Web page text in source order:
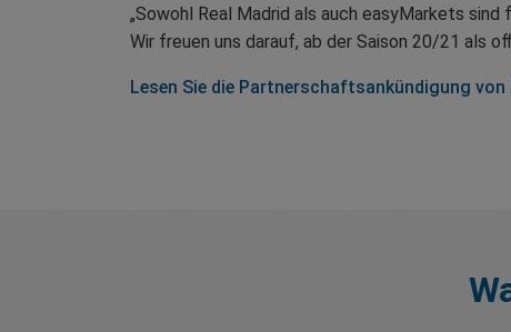
„Sowohl Real Madrid als auch easyMarkets
Wir freuen uns darauf, ab der Saison 20/21 als
Lesen Sie die Partnerschaftsankündigung von